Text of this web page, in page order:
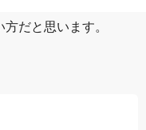
だと思います。